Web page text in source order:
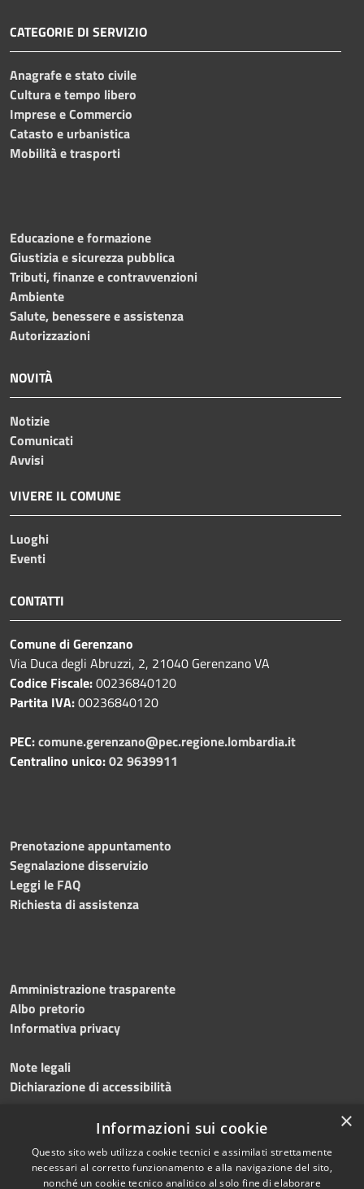
CATEGORIE DI SERVIZIO
Anagrafe e stato civile
Cultura e tempo libero
Imprese e Commercio
Catasto e urbanistica
Mobilità e trasporti
Educazione e formazione
Giustizia e sicurezza pubblica
Tributi, finanze e contravvenzioni
Ambiente
Salute, benessere e assistenza
Autorizzazioni
NOVITÀ
Notizie
Comunicati
Avvisi
VIVERE IL COMUNE
Luoghi
Eventi
CONTATTI
Comune di Gerenzano
Via Duca degli Abruzzi, 2, 21040 Gerenzano VA
Codice Fiscale:00236840120
Partita IVA:00236840120
PEC:comune.gerenzano@pec.regione.lombardia.it
Centralino unico:02 9639911
Prenotazione appuntamento
Segnalazione disservizio
Leggi le FAQ
Richiesta di assistenza
Amministrazione trasparente
Albo pretorio
Informativa privacy
Note legali
Dichiarazione di accessibilità
Meccanismo di feedback
×
Informazioni sui cookie
Questo sito web utilizza cookie tecnici e assimilati strettamente
necessari al corretto funzionamento e alla navigazione del sito,
nonché un cookie tecnico analitico al solo fine di elaborare